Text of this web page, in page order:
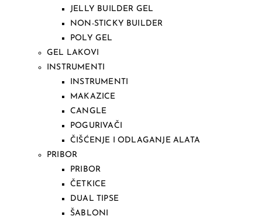
JELLY BUILDER GEL
NON-STICKY BUILDER
POLY GEL
GEL LAKOVI
INSTRUMENTI
INSTRUMENTI
MAKAZICE
CANGLE
POGURIVAČI
ČIŠĆENJE I ODLAGANJE ALATA
PRIBOR
PRIBOR
ČETKICE
DUAL TIPSE
ŠABLONI